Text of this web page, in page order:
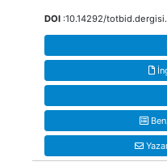
DOI :10.14292/